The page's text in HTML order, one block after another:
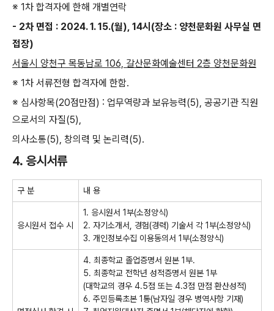
※ 1차 합격자에 한해 개별연락
- 2차 면접 : 2024. 1. 15.(월), 14시 (장소 : 양천문화원 사무실 면
접장)
서울시 양천구 목동남로 106, 갈산문화예술센터 2층 양천문화원
※ 1차 서류전형 합격자에 한함.
※ 심사항목(20점만점) : 업무역량과 보유능력(5), 공공기관 직원
으로서의 자질(5),
의사소통(5), 창의력 및 논리력(5).
4. 응시서류
구 분 내 용
응시원서 접수 시
1. 응시원서 1 부(소정양식)
2. 자기소개서 경험(경력) 기술서 각 1 부(소정양식)
3. 개인정보수집 이용동의서 1 부(소정양식)
4. 최종학교 졸업증명서 원본 1 부.
5. 최종학교 전학년 성적증명서 원본 1 부
(대학교의 경우 4.5점 또는 4.3점 만점 환산성적)
6. 주민등록초본 1 통(남자일 경우 병역사항 기재)